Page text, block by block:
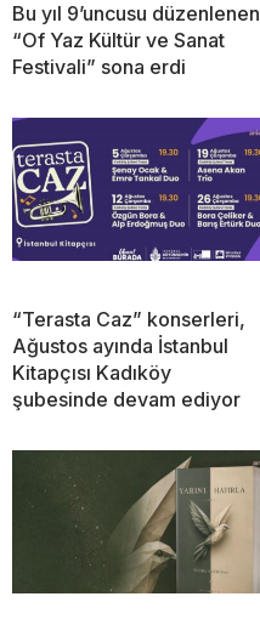
Bu yıl 9’uncusu düzenlenen
“Of Yaz Kültür ve Sanat
Festivali” sona erdi
“Terasta Caz” konserleri,
Ağustos ayında İstanbul
Kitapçısı Kadıköy
şubesinde devam ediyor